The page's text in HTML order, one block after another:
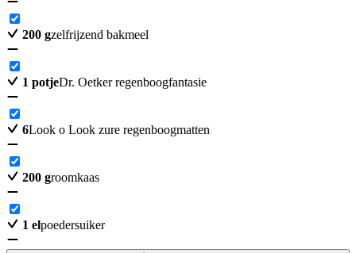
200 gzelfrijzend bakmeel
1 potjeDr. Oetker regenboogfantasie
6Look o Look zure regenboogmatten
200 groomkaas
1 elpoedersuiker